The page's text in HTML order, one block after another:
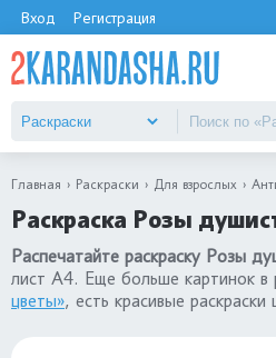
Вход Регистрация
Главная Раскраски Для взрослых
Раскраска Розы
Распечатайте раскраску Розы
лист А4. Еще больше картинок в
цветы», есть красивые раскраски